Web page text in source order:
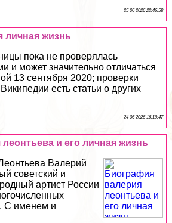
25 06 2026 22:46:58
личная жизнь
пока не проверялась
и может значительно отличаться
13 сентября 2020; проверки
есть статьи о других
24 06 2026 16:19:47
и его личная жизнь
Валерий
советский и
артист России
С именем и